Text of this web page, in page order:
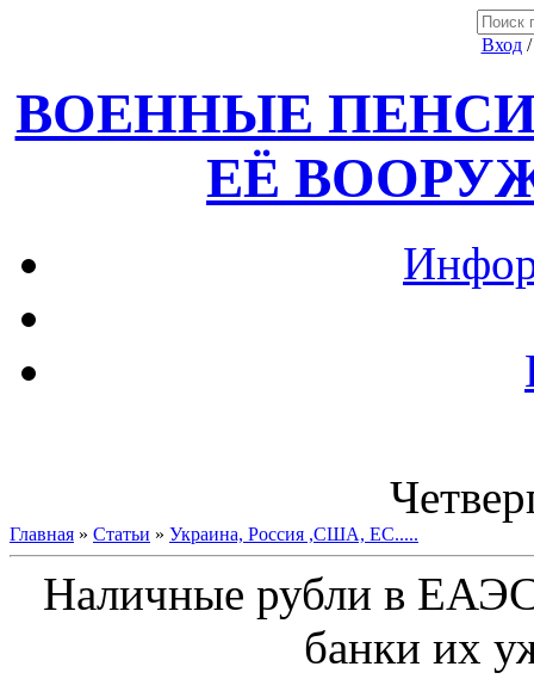
Вход
ВОЕННЫЕ
ЕЁ
Главная » Статьи » Украина, Россия ,США, ЕС.....
Наличные рубли в
банки их